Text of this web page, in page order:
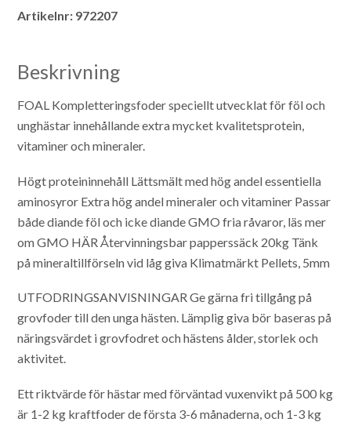
Artikelnr: 972207
Beskrivning
FOAL Kompletteringsfoder speciellt utvecklat för föl och
unghästar innehållande extra mycket kvalitetsprotein,
vitaminer och mineraler.
Högt proteininnehåll Lättsmält med hög andel essentiella
aminosyror Extra hög andel mineraler och vitaminer Passar
både diande föl och icke diandeGMO fria råvaror, läs mer
om GMO HÄR Återvinningsbar papperssäck 20kg Tänk
på mineraltillförseln vid låg giva Klimatmärkt Pellets, 5mm
UTFODRINGSANVISNINGARGe gärna fri tillgång på
grovfoder till den unga hästen. Lämplig giva bör baseras på
näringsvärdet i grovfodret och hästens ålder, storlek och
aktivitet.
Ett riktvärde för hästar med förväntad vuxenvikt på 500 kg
är 1-2 kg kraftfoder de första 3-6 månaderna, och 1-3 kg